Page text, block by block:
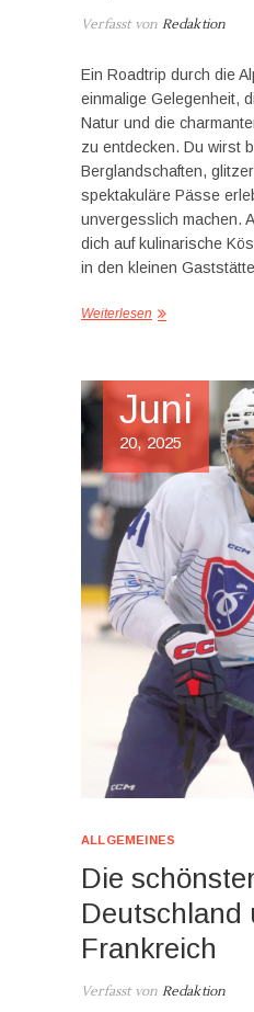
Verfasst von Redaktion
Ein Roadtrip durch die
einmalige Gelegenheit,
Natur und die
zu entdecken. Du wirst
Berglandschaften,
spektakuläre Pässe
unvergesslich machen.
dich auf kulinarische
in den kleinen
Weiterlesen
Juni
20, 2025
ALLGEMEINES
Die
Deutschland
Frankreich
Verfasst von Redaktion